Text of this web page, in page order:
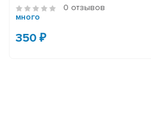
0 отзывов
много
350 ₽